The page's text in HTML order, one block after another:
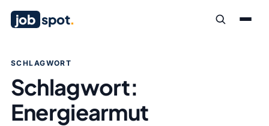
job spot.
SCHLAGWORT
Schlagwort:
Energiearmut